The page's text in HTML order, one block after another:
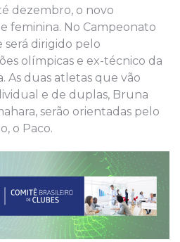
dezembro, o novo
feminina. No Campeonato
será dirigido pelo
olímpicas e ex-técnico da
As duas atletas que vão
e de duplas, Bruna
serão orientadas pelo
o Paco.